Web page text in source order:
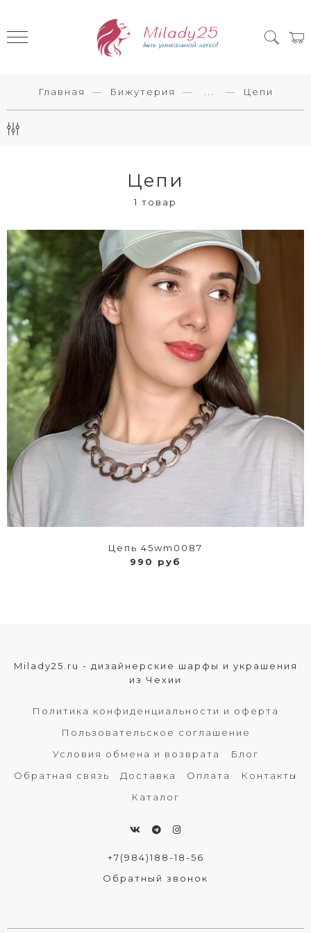
Главная Бижутерия Цепи
Цепи
1 товар
Цепь 45wm0087
990 руб
Milady25.ru - дизайнерские шарфы и украшения
из Чехии
Политика конфиденциальности и оферта
Пользовательское соглашение
Условия обмена и возврата
Блог
Обратная связь
Доставка Оплата
Контакты
Каталог
+7(984)188-18-56
Обратный звонок